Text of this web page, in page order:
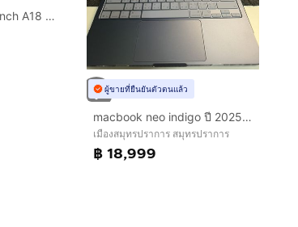
MacBook Neo 13-inch A18 Pro 2026 Ram8GB SSD256GB Citrus Apple Care 21 March 2027
ผู้ขายที่ยืนยันตัวตนแล้ว
macbook neo indigo ปี 2025 8/256GB มือสอง ใช้งานน้อยมาก
เมืองสมุทรปราการ สมุทรปราการ
฿ 18,999